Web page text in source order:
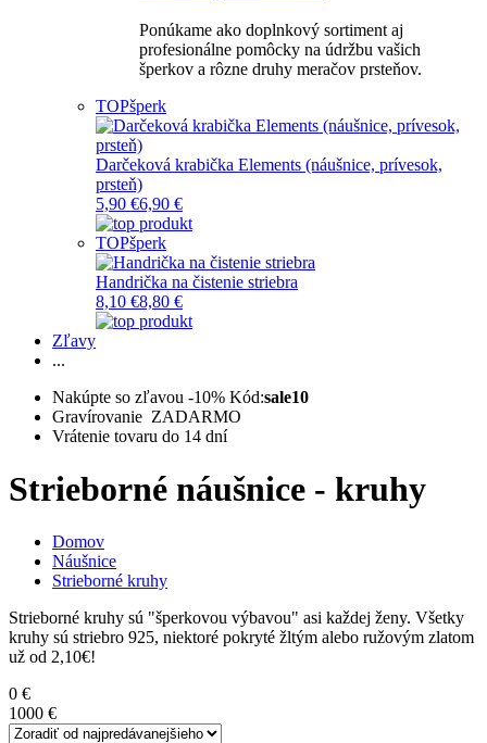
Ponúkame ako doplnkový sortiment aj
profesionálne pomôcky na údržbu vašich
šperkov a rôzne druhy meračov prsteňov.
TOPšperk
Darčeková krabička Elements (náušnice, prívesok,
prsteň)
5,90 €6,90 €
TOPšperk
Handrička na čistenie striebra
8,10 €8,80 €
Zľavy
...
Nakúpte so zľavou -10% Kód:sale10
Gravírovanie ZADARMO
Vrátenie tovaru do 14 dní
Strieborné náušnice - kruhy
Domov
Náušnice
Strieborné kruhy
Strieborné kruhy sú "šperkovou výbavou" asi každej ženy. Všetky
kruhy sú striebro 925, niektoré pokryté žltým alebo ružovým zlatom
už od 2,10€!
0 €
1000 €